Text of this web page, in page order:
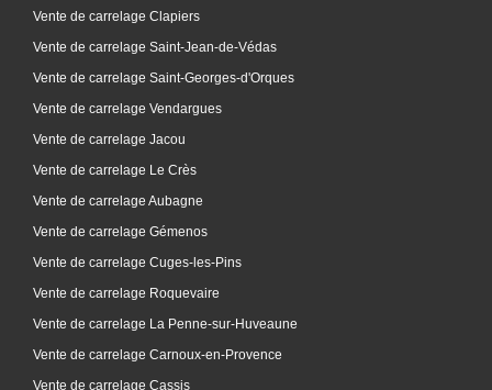
Vente de carrelage Clapiers
Vente de carrelage Saint-Jean-de-Védas
Vente de carrelage Saint-Georges-d'Orques
Vente de carrelage Vendargues
Vente de carrelage Jacou
Vente de carrelage Le Crès
Vente de carrelage Aubagne
Vente de carrelage Gémenos
Vente de carrelage Cuges-les-Pins
Vente de carrelage Roquevaire
Vente de carrelage La Penne-sur-Huveaune
Vente de carrelage Carnoux-en-Provence
Vente de carrelage Cassis